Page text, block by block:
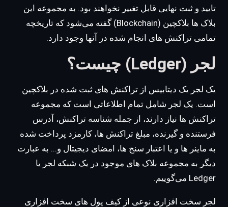
تایید و ثبت نهایی قابل تغییر نخواهند بود. به مجموعه این
بلاک ها بلاکچین (Blockchain) گفته می‌شود که تاریخچه
تمامی تراکنش های انجام شده در آنها وجود دارد.
لجر (Ledger) چیست؟
یک لجر یک دیتابیس از تراکنش های ثبت شده در بلاکچین
است. یک لجر شامل تمام اطلاعاتی است که مجموعه
تراکنش ها نیاز دارند، از جمله شناسه تراکنش، آدرس
فرستنده و گیرنده، مبلغ تراکنش ها، کارمزد پرداخت شده
به ماینر ها و یا اعتبار سنج ها، امضای دیجیتال و... به عبارت
دیگر به مجموعه بلاک های موجود در یک شبکه لجر یا
Ledger می‌گوییم.
لجر سخت افزاری نوعی از کیف پول های سخت افزاری